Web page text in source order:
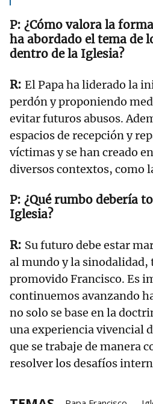
¿Cómo valora la
ha abordado el tema de
dentro de la Iglesia?
El Papa ha liderado la
perdón y proponiendo
evitar futuros abusos.
espacios de recepción y
víctimas y se han creado
diversos contextos, como
¿Qué rumbo debería
Iglesia?
Su futuro debe estar
al mundo y la sinodalidad,
promovido Francisco. Es
continuemos avanzando
no solo se base en la
una experiencia vivencial
que se trabaje de manera
resolver los desafíos